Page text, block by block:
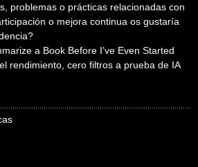
problemas o prácticas relacionadas con
o mejora continua os gustaría
a Book Before I’ve Even Started
rendimiento, cero filtros a prueba de IA